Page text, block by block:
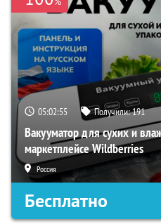
05:02:54 Получили:191
Вакууматор для сухих и
маркетплейсе Wildberries
Россия
Бесплатно